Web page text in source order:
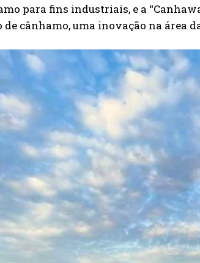
para fins industriais, e a
de cânhamo, uma inovação na área